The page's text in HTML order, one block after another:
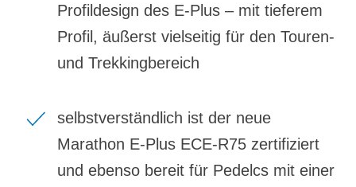
Profildesign des E-Plus – mit tieferem
Profil, äußerst vielseitig für den Touren-
und Trekkingbereich
selbstverständlich ist der neue
Marathon E-Plus ECE-R75 zertifiziert
und ebenso bereit für Pedelcs mit einer